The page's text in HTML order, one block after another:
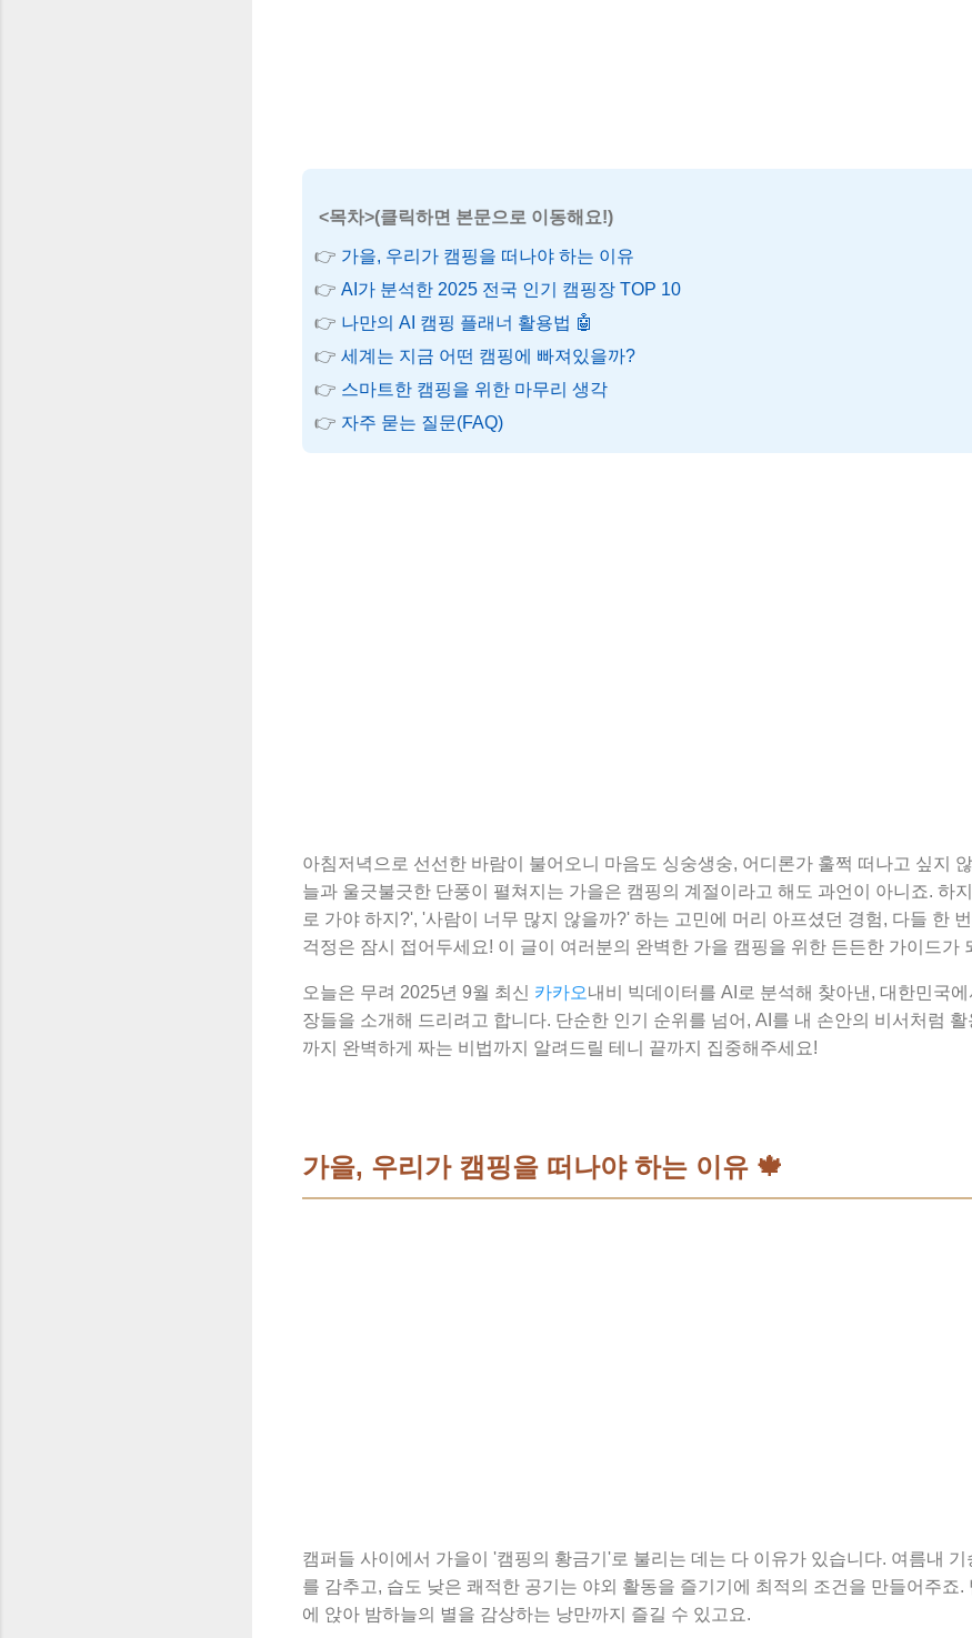
<목차>(클릭하면 본문으로 이동해요!)
가을, 우리가 캠핑을 떠나야 하는 이유
AI가 분석한 2025 전국 인기 캠핑장 TOP 10
나만의 AI 캠핑 플래너 활용법 🤖
세계는 지금 어떤 캠핑에 빠져있을까?
스마트한 캠핑을 위한 마무리 생각
자주 묻는 질문(FAQ)
아침저녁으로 선선한 바람이 불어오니 마음도 싱숭생숭, 어디론가 훌쩍 떠나고 싶지
늘과 울긋불긋한 단풍이 펼쳐지는 가을은 캠핑의 계절이라고 해도 과언이 아니죠. 하
로 가야 하지?', '사람이 너무 많지 않을까?' 하는 고민에 머리 아프셨던 경험, 다들 한
걱정은 잠시 접어두세요! 이 글이 여러분의 완벽한 가을 캠핑을 위한 든든한 가이드가
오늘은 무려 2025년 9월 최신 카카오내비 빅데이터를 AI로 분석해 찾아낸, 대한민국
장들을 소개해 드리려고 합니다. 단순한 인기 순위를 넘어, AI를 내 손안의 비서처럼 활
까지 완벽하게 짜는 비법까지 알려드릴 테니 끝까지 집중해주세요!
가을, 우리가 캠핑을 떠나야 하는 이유 🍁
캠퍼들 사이에서 가을이 '캠핑의 황금기'로 불리는 데는 다 이유가 있습니다. 여름내 기
를 감추고, 습도 낮은 쾌적한 공기는 야외 활동을 즐기기에 최적의 조건을 만들어주죠
에 앉아 밤하늘의 별을 감상하는 낭만까지 즐길 수 있고요.